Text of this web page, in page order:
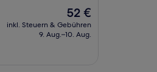
Der
Preis
beträgt
52 €
inkl. Steuern & Gebühren
9. Aug.–10. Aug.